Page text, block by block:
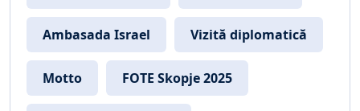
Ambasada Israel Vizită diplomatică
Motto FOTE Skopje 2025